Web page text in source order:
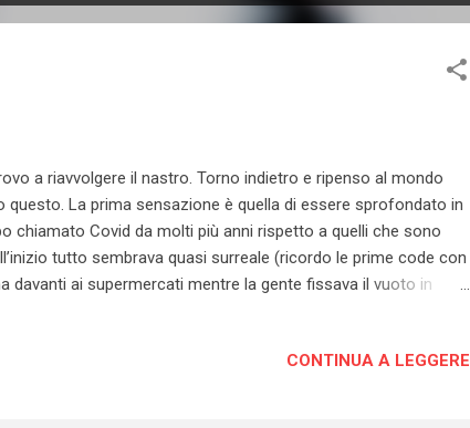
a riavvolgere il nastro. Torno indietro e ripenso al mondo
questo. La prima sensazione è quella di essere sprofondato in
chiamato Covid da molti più anni rispetto a quelli che sono
tutto sembrava quasi surreale (ricordo le prime code con
davanti ai supermercati mentre la gente fissava il vuoto in
delle zone, quelli che eravamo convinti di esserci lasciati alle
CONTINUA A LEGGERE